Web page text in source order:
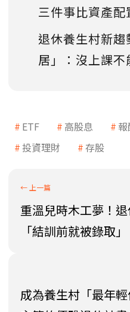
三件事比資產配
退休養生村新
居」：沒上課
ETF 高股息
投資理財
存股
重溫兒時木工夢！
「結訓前就被錄取」
成為養生村「最年